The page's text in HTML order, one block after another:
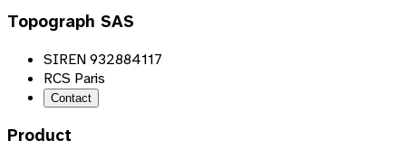
Topograph SAS
SIREN 932884117
RCS Paris
Contact
Product